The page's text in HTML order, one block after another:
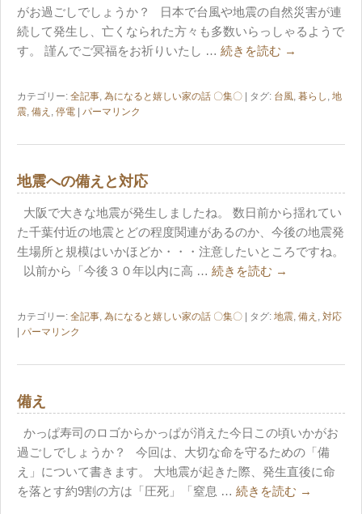
がお過ごしでしょうか？ 日本で台風や地震の自然災害が連
続して発生し、亡くなられた方々も多数いらっしゃるようで
す。 謹んでご冥福をお祈りいたし … 続きを読む →
カテゴリー: 全記事, 為になると嬉しい家の話 〇集〇 | タグ: 台風, 暮らし , 地
震, 備え , 停電 パーマリンク
地震への備えと対応
大阪で大きな地震が発生しましたね。 数日前から揺れてい
た千葉付近の地震とどの程度関連があるのか、今後の地震発
生場所と規模はいかほどか・・・注意したいところですね。
以前から「今後３０年以内に高 … 続きを読む →
カテゴリー: 全記事, 為になると嬉しい家の話 〇集〇 | タグ: 地震, 備え , 対応
パーマリンク
備え
かっぱ寿司のロゴからかっぱが消えた今日この頃いかがお
過ごしでしょうか？ 今回は、大切な命を守るための「備
え」について書きます。 大地震が起きた際、発生直後に命
を落とす約9割の方は「圧死」「窒息 … 続きを読む →